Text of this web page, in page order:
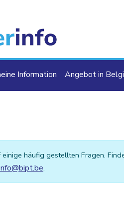
navigation
Information Angebot in
häufig gestellten Fragen.
.